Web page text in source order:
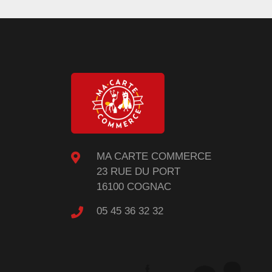
MA CARTE COMMERCE
23 RUE DU PORT
16100 COGNAC
05 45 36 32 32